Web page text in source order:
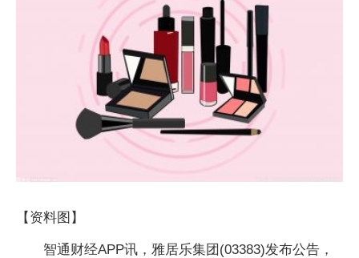
【资料图】
智通财经APP讯，雅居乐集团(03383)发布公告，